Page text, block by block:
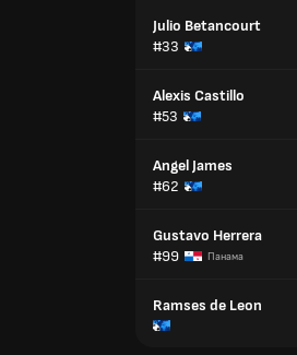
Julio Betancourt
#33
Alexis Castillo
#53
Angel James
#62
Gustavo Herrera
#99
Панама
Ramses de Leon